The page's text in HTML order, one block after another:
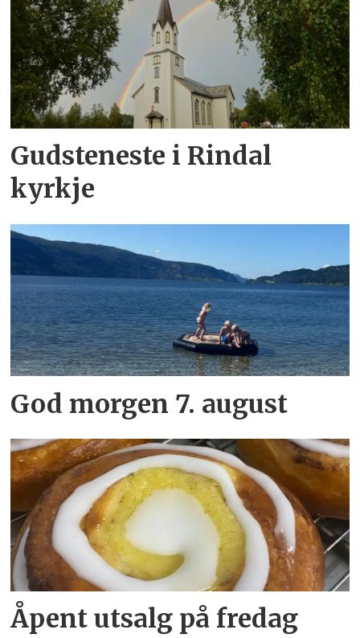
Gudsteneste i Rindal
kyrkje
God morgen 7. august
Åpent utsalg på fredag